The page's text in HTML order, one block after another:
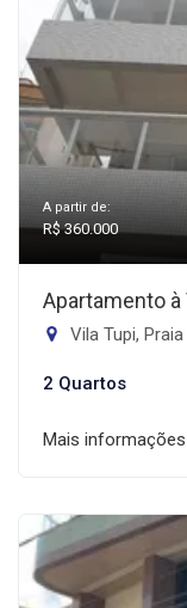
A partir de:
R$ 360.000
Apartamento
Vila Tupi,
2 Quartos
Mais informações